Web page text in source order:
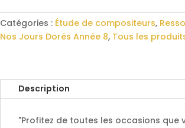
:
étude
Catégories : Étude de compositeurs,
Nos Jours Dorés Année 8, Tous les
Description
"Profitez de toutes les occasions que